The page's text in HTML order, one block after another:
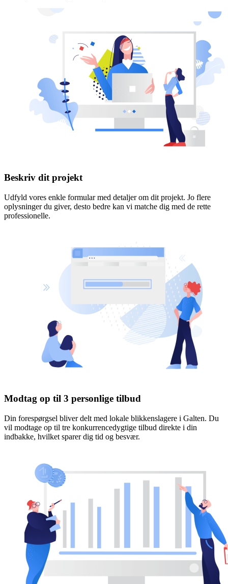
Beskriv dit projekt
Udfyld vores enkle formular med detaljer om dit projekt. Jo flere
oplysninger du giver, desto bedre kan vi matche dig med de rette
professionelle.
Modtag op til 3 personlige tilbud
Din forespørgsel bliver delt med lokale blikkenslagere i Galten. Du
vil modtage op til tre konkurrencedygtige tilbud direkte i din
indbakke, hvilket sparer dig tid og besvær.